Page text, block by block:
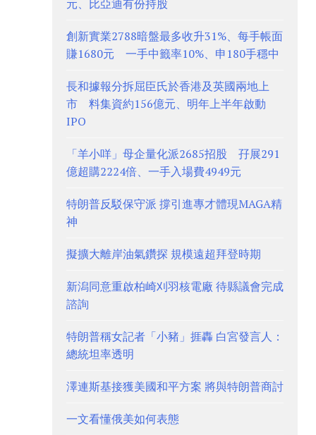
元、比亞迪有份持股
創新實業2788暗盤最多收升31%、每手帳面
賺1680元 一手中籤率10%、申180手穩中
長和據報分拆屈臣氏於香港及英國兩地上
市 料集資約156億元、明年上半年啟動
IPO
「羊小咩」母企量化派2685招股 孖展291
億超購2224倍、一手入場費4949元
特朗普反駁保守派 撐引進專才體現MAGA精
神
擬擴大離岸油氣鑽探 規模遠超拜登時期
新潟同意重啟柏崎刈羽核電廠 待縣議會完成
諮詢
特朗普稱女記者「小豬」捱轟 白宮發言人：
總統坦率透明
澤連斯基接獲美國和平方案 將與特朗普商討
一文看懂俄美如何表態